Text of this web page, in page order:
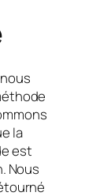
la
est
Nous